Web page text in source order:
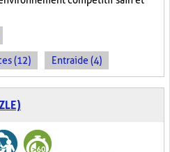
(12) Entraide (4)